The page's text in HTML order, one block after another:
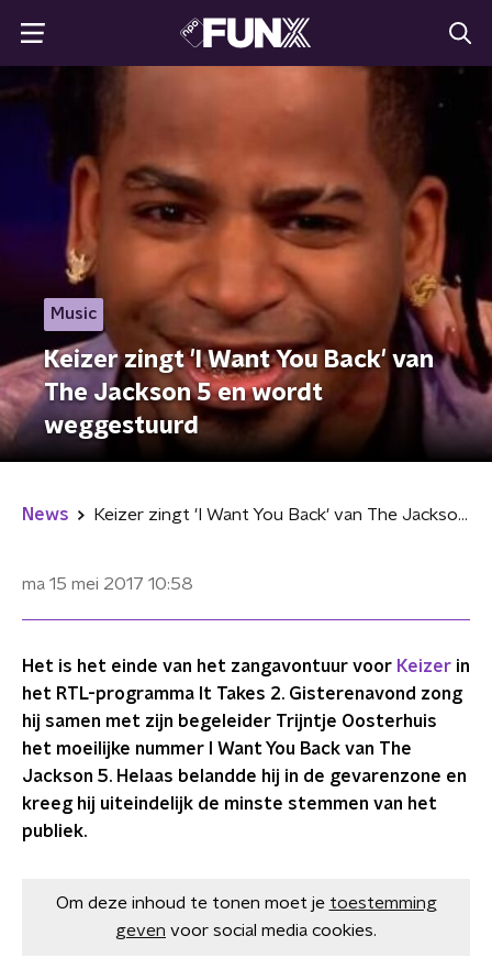
Music
Keizer zingt 'I Want You Back' van
The Jackson 5 en wordt
weggestuurd
News Keizer zingt 'I Want You Back' van The Jackson 5 en wordt weggestuurd
ma 15 mei 2017 10:58
Het is het einde van het zangavontuur voor Keizer in
het RTL-programma It Takes 2. Gisterenavond zong
hij samen met zijn begeleider Trijntje Oosterhuis
het moeilijke nummer I Want You Back van The
Jackson 5. Helaas belandde hij in de gevarenzone en
kreeg hij uiteindelijk de minste stemmen van het
publiek.
Om deze inhoud te tonen moet je toestemming
geven voor social media cookies.